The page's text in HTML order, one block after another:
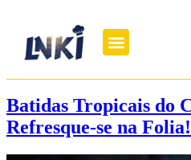
Batidas Tropicais do
Refresque-se na Folia!